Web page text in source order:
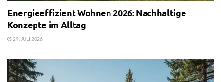
Energieeffizient Wohnen 2026: Nachhaltige
Konzepte im Alltag
29. JULI 2026